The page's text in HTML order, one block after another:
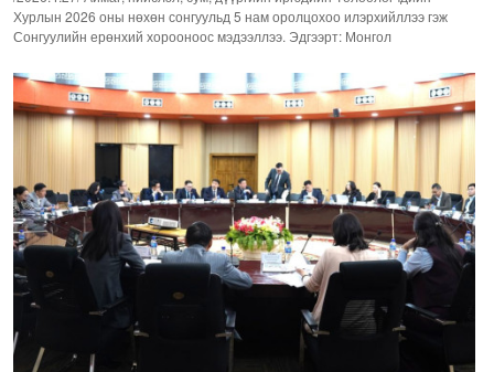
Хурлын 2026 оны нөхөн сонгуульд 5 нам оролцохоо илэрхийллээ гэж
Сонгуулийн ерөнхий хорооноос мэдээллээ. Эдгээрт: Монгол